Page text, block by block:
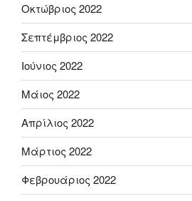
Οκτώβριος 2022
Σεπτέμβριος 2022
Ιούνιος 2022
Μάιος 2022
Απρίλιος 2022
Μάρτιος 2022
Φεβρουάριος 2022